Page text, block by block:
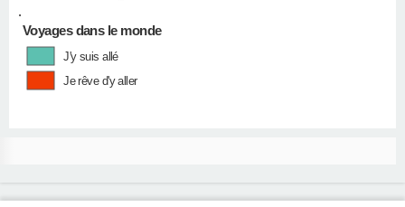
•
Voyages dans le monde
J'y suis allé
Je rêve d'y aller